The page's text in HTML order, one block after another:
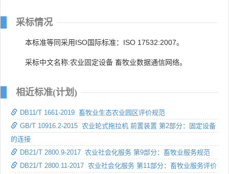
采标情况
本标准等同采用ISO国际标准：ISO 17532:2007。
采标中文名称:农业固定设备 畜牧业数据通信网络。
相近标准(计划)
DB11/T 1661-2019 畜牧业生态农业园区评价规范
GB/T 10916.2-2015 农业轮式拖拉机 前置装置 第2部分：固定设备
的连接
DB21/T 2800.9-2017 农业社会化服务 第9部分：畜牧业服务规范
DB21/T 2800.11-2017 农业社会化服务 第11部分：畜牧业服务评价